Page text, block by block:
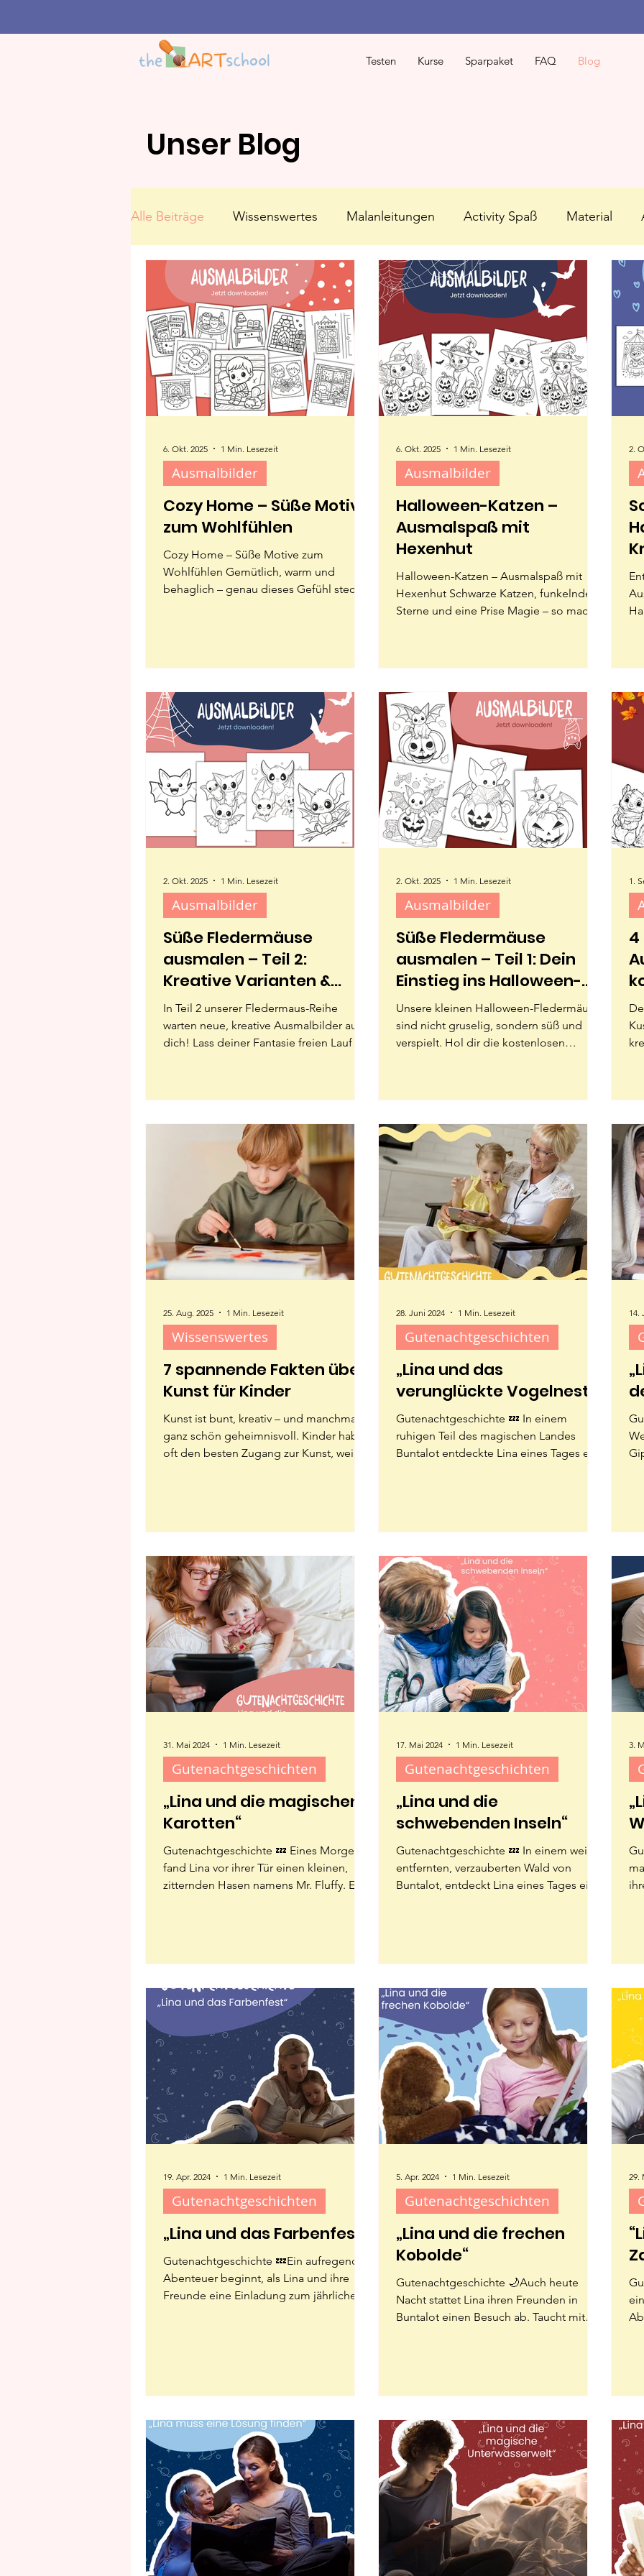
Testen Kurse Sparpaket FAQ Blog
Unser Blog
Alle Beiträge Wissenswertes Malanleitungen Activity Spaß Material
Epochen und Künstler:innen Gutenachtgeschichten
Cozy Home – Süße Motive
zum Wohlfühlen
Cozy Home – Süße Motive zum
Wohlfühlen Gemütlich, warm und
behaglich – genau dieses Gefühl steckt
Entspannen und Ausmalen.
Ausmalbilder
6. Okt. 2025 1 Min. Lesezeit
Halloween-Katzen –
Ausmalspaß mit
Hexenhut
Halloween-Katzen – Ausmalspaß mit
Hexenhut Schwarze Katzen, funkelnde
Sterne und eine Prise Magie – so macht
mit Hexenhut darauf, von euch bunt zum
Leben erweckt zu werden.
Ausmalbilder
6. Okt. 2025 1 Min. Lesezeit 2.
Süße Fledermäuse
ausmalen – Teil 2:
Kreative Varianten &
lustige Ideen
In Teil 2 unserer Fledermaus-Reihe
warten neue, kreative Ausmalbilder auf
dich! Lass deiner Fantasie freien Lauf –
Kinderzimmer.
Ausmalbilder
2. Okt. 2025 1 Min. Lesezeit
Süße Fledermäuse
ausmalen – Teil 1: Dein
Einstieg ins Halloween-
Malen
Unsere kleinen Halloween-Fledermäuse
sind nicht gruselig, sondern süß und
verspielt. Hol dir die kostenlosen
Ausmalbilder
2. Okt. 2025 1 Min. Lesezeit
4
1.
7 spannende Fakten über
Kunst für Kinder
Kunst ist bunt, kreativ – und manchmal
ganz schön geheimnisvoll. Kinder haben
oft den besten Zugang zur Kunst, weil
Wissenswertes
25. Aug. 2025 1 Min. Lesezeit
„Lina und das
verunglückte Vogelnest“
Gutenachtgeschichte 💤 In einem
ruhigen Teil des magischen Landes
Buntalot entdeckte Lina eines Tages ein
Gutenachtgeschichten
28. Juni 2024 1 Min. Lesezeit 14.
„Lina und die magischen
Karotten“
Gutenachtgeschichte 💤 Eines Morgens
fand Lina vor ihrer Tür einen kleinen,
zitternden Hasen namens Mr. Fluffy. Er
Gutenachtgeschichten
31. Mai 2024 1 Min. Lesezeit
„Lina und die
schwebenden Inseln“
Gutenachtgeschichte 💤 In einem weit
entfernten, verzauberten Wald von
Buntalot, entdeckt Lina eines Tages eine
Gutenachtgeschichten
17. Mai 2024 1 Min. Lesezeit 3.
„Lina und das Farbenfest“
Gutenachtgeschichte 💤Ein aufregendes
Abenteuer beginnt, als Lina und ihre
Freunde eine Einladung zum jährlichen
Gutenachtgeschichten
19. Apr. 2024 1 Min. Lesezeit
„Lina und die frechen
Kobolde“
Gutenachtgeschichte 🌙Auch heute
Nacht stattet Lina ihren Freunden in
Buntalot einen Besuch ab. Taucht mit
Gutenachtgeschichten
5. Apr. 2024 1 Min. Lesezeit 29.